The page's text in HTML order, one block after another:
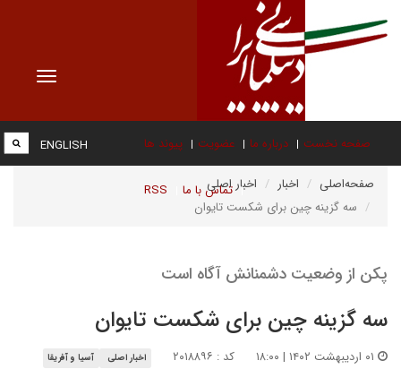
Toggle
صفحه نخست درباره ما عضویت پیوند ها
تماس با ما RSS
ENGLISH
صفحه‌اصلی اخبار
اخبار اصلی
سه گزینه چین برای شکست تایوان
پکن از وضعیت دشمنانش آگاه است
سه گزینه چین برای شکست تایوان
کد : ۲۰۱۸۸۹۶ اخبار اصلی آسیا و آفریقا